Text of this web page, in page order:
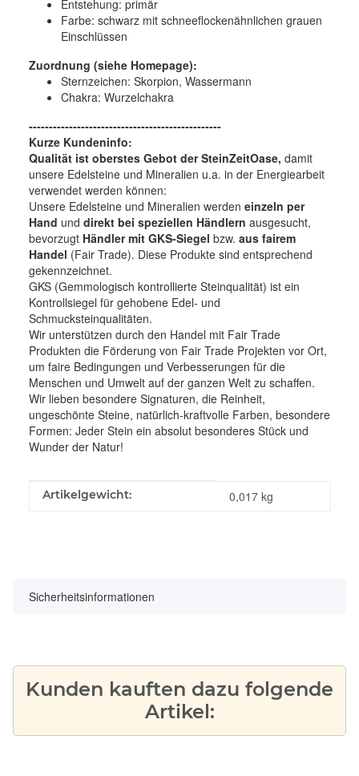
Entstehung: primär
Farbe: schwarz mit schneeflockenähnlichen grauen
Einschlüssen
Zuordnung (siehe Homepage):
Sternzeichen: Skorpion, Wassermann
Chakra: Wurzelchakra
------------------------------------------------
Kurze Kundeninfo:
Qualität ist oberstes Gebot der SteinZeitOase, damit
unsere Edelsteine und Mineralien u.a. in der Energiearbeit
verwendet werden können:
Unsere Edelsteine und Mineralien werden einzeln per
Hand und direkt bei speziellen Händlern ausgesucht,
bevorzugt Händler mit GKS-Siegel bzw. aus fairem
Handel (Fair Trade). Diese Produkte sind entsprechend
gekennzeichnet.
GKS (Gemmologisch kontrollierte Steinqualität) ist ein
Kontrollsiegel für gehobene Edel- und
Schmucksteinqualitäten.
Wir unterstützen durch den Handel mit Fair Trade
Produkten die Förderung von Fair Trade Projekten vor Ort,
um faire Bedingungen und Verbesserungen für die
Menschen und Umwelt auf der ganzen Welt zu schaffen.
Wir lieben besondere Signaturen, die Reinheit,
ungeschönte Steine, natürlich-kraftvolle Farben, besondere
Formen: Jeder Stein ein absolut besonderes Stück und
Wunder der Natur!
Produkteigenschaft
Wert
Artikelgewicht: 0,017 kg
Sicherheitsinformationen
Kunden kauften dazu folgende
Artikel: